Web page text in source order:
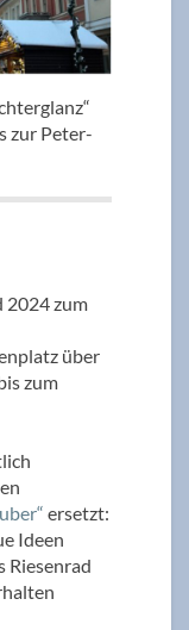
zur Peter-
2024 zum
über
zum
ersetzt:
Ideen
Riesenrad